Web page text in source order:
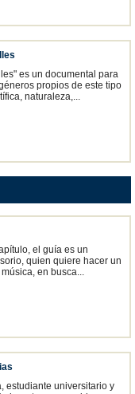
es un documental para
propios de este tipo
naturaleza,...
el guía es un
quien quiere hacer un
en busca...
estudiante universitario y